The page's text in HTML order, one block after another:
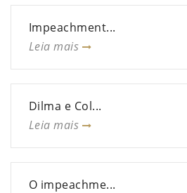
Impeachment...
Leia mais
Dilma e Col...
Leia mais
O impeachme...